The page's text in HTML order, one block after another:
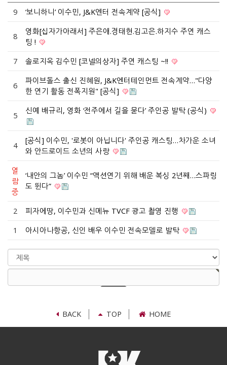
9 ‘보니하니’ 이수민, J&K엔터 전속계약 [공식]
8
영화[십자가아래서] 주은애.경태현.김고은.하지수 주연 캐스
팅 !
7
솔로지옥 김수민 [코넬의상자] 주연 캐스팅 ~!!
6
파이브돌스 출신 진혜원, J&K엔터테인먼트 전속계약…"다양
한 연기 활동 전폭지원" [공식]
5
신예 배규리, 영화 ‘전주에서 길을 묻다’ 주인공 발탁 (공식)
4
[공식] 이수민, '로봇이 아닙니다' 주인공 캐스팅…차가운 소녀
와 안드로이드 소년의 사랑
열
람
중
‘내안의 그놈’ 이수민 “액션연기 위해 배운 복싱 2년째…스파링
도 뛴다”
2
피자에땅, 이수민과 신메뉴 TVCF 광고 촬영 진행
1
아시아나항공, 신인 배우 이수민 전속모델로 발탁
상
수
BACK TOP HOME